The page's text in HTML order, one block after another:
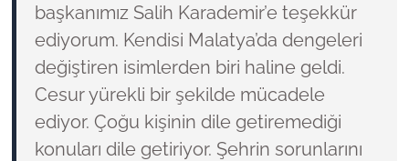
başkanımız Salih Karademir’e teşekkür
ediyorum. Kendisi Malatya’da dengeleri
değiştiren isimlerden biri haline geldi.
Cesur yürekli bir şekilde mücadele
ediyor. Çoğu kişinin dile getiremediği
konuları dile getiriyor. Şehrin sorunlarını